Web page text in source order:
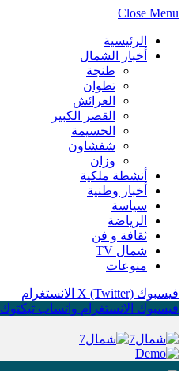
Close Menu
الرئيسية
أخبار الشمال
طنجة
تطوان
العرائش
القصر الكبير
الحسيمة
شفشاون
وزان
أنشطة ملكية
أخبار وطنية
سياسة
الرياضة
ثقافة و فن
شمال TV
منوعات
فيسبوك X (Twitter) الانستغرام
فيسبوك الانستغرام واتساب تيكتوك